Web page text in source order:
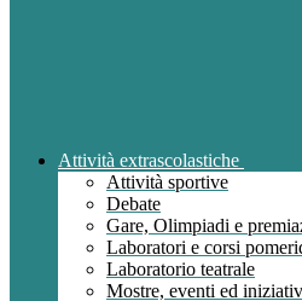
Attività extrascolastiche
Attività sportive
Debate
Gare, Olimpiadi e
Laboratori e corsi
Laboratorio teatrale
Mostre, eventi ed